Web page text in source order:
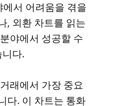
서 어려움을 겪을
, 외환 차트를 읽는
야에서 성공할 수
다.
래에서 가장 중요
다. 이 차트는 통화